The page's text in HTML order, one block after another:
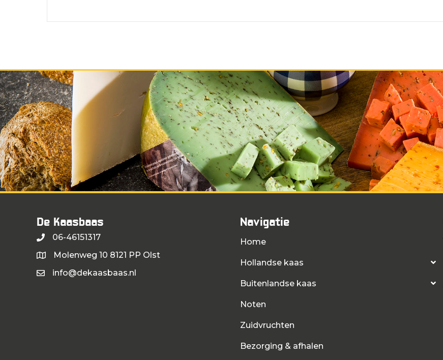
De Kaasbaas
06-46151317
Molenweg 10 8121 PP Olst
info@dekaasbaas.nl
Navigatie
Home
Hollandse kaas
Buitenlandse kaas
Noten
Zuidvruchten
Bezorging & afhalen